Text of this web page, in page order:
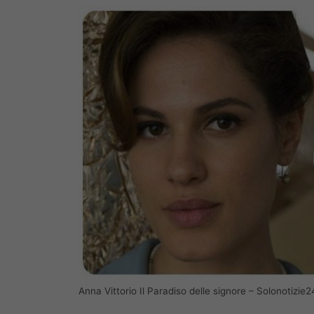
Anna Vittorio Il Paradiso delle signore –